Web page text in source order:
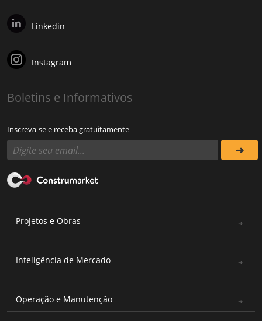
Linkedin
Instagram
Boletins e Informativos
Inscreva-se e receba gratuitamente
Projetos e Obras
Inteligência de Mercado
Operação e Manutenção